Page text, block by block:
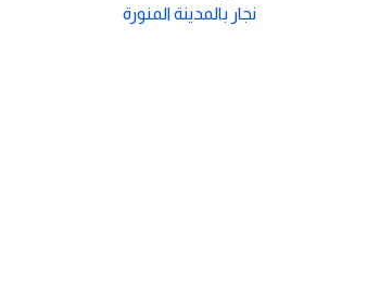
نجار بالمدينة المنورة